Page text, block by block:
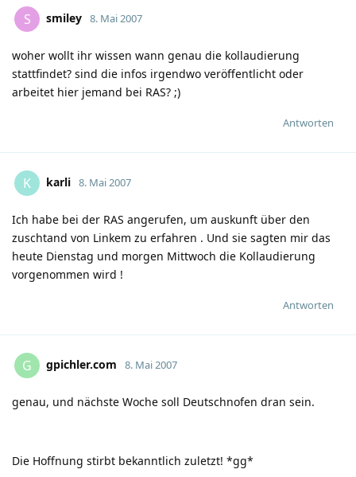
S smiley 8. Mai 2007
woher wollt ihr wissen wann genau die kollaudierung
stattfindet? sind die infos irgendwo veröffentlicht oder
arbeitet hier jemand bei RAS? ;)
Antworten
K karli 8. Mai 2007
Ich habe bei der RAS angerufen, um auskunft über den
zuschtand von Linkem zu erfahren . Und sie sagten mir das
heute Dienstag und morgen Mittwoch die Kollaudierung
vorgenommen wird !
Antworten
G gpichler.com 8. Mai 2007
genau, und nächste Woche soll Deutschnofen dran sein.
Die Hoffnung stirbt bekanntlich zuletzt! *gg*